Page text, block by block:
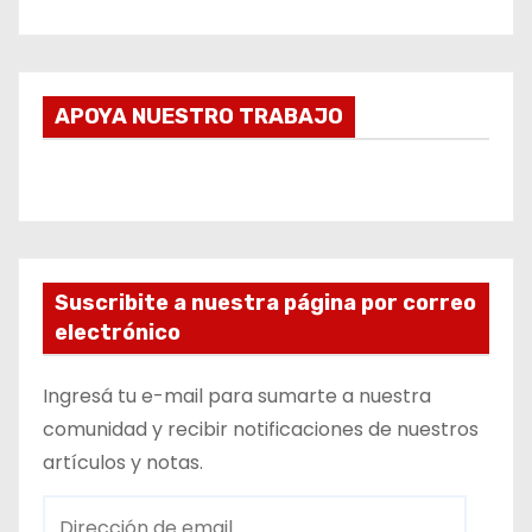
APOYA NUESTRO TRABAJO
Suscribite a nuestra página por correo
electrónico
Ingresá tu e-mail para sumarte a nuestra
comunidad y recibir notificaciones de nuestros
artículos y notas.